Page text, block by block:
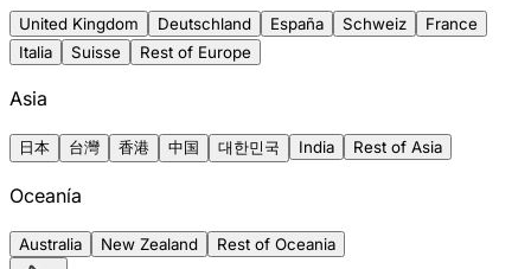
United Kingdom Deutschland España Schweiz
France
Italia
Suisse Rest of Europe
Asia
日本 台灣 香港 中国 대한민국 India Rest of Asia
Oceanía
Australia New Zealand Rest of Oceania